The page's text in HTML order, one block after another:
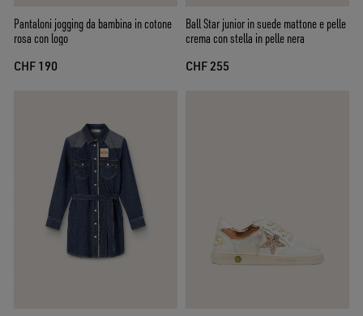
Pantaloni jogging da bambina in cotone
rosa con logo
CHF 190
Ball Star junior in suede mattone e pelle
crema con stella in pelle nera
CHF 255